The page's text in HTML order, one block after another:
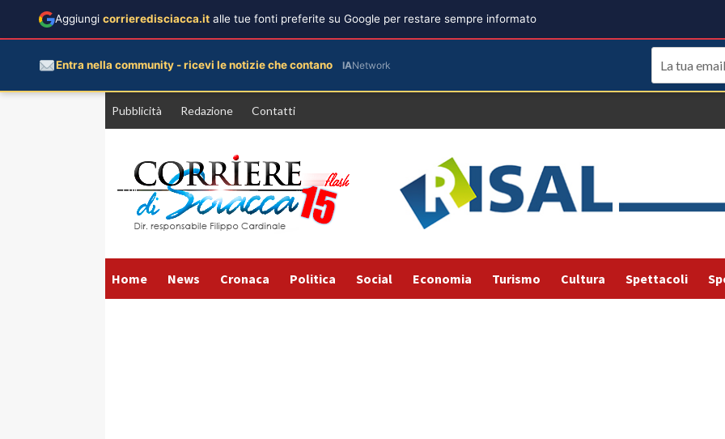
Pubblicità Redazione Contatti
Home News Cronaca Politica Social Economia Turismo Cultura Spettacoli
Aggiungi corrieredisciacca.it alle tue fonti preferite su Google per restare sempre informato
Entra nella community - ricevi le notizie che contano IANetwork